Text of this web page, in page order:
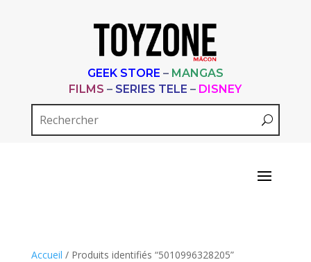
GEEK STORE – MANGAS
FILMS – SERIES TELE – DISNEY
Accueil / Produits identifiés “5010996328205”